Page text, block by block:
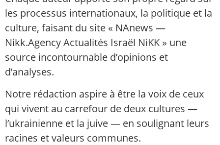
les processus internationaux, la politique et la
culture, faisant du site « NAnews —
Nikk.Agency Actualités Israël NiKK » une
source incontournable d’opinions et
d’analyses.
Notre rédaction aspire à être la voix de ceux
qui vivent au carrefour de deux cultures —
l’ukrainienne et la juive — en soulignant leurs
racines et valeurs communes.